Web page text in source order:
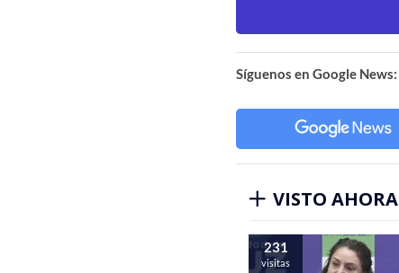
Síguenos en Google News:
VISTO AHORA
231
visitas